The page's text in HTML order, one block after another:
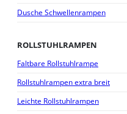
Dusche Schwellenrampen
ROLLSTUHLRAMPEN
Faltbare Rollstuhlrampe
Rollstuhlrampen extra breit
Leichte Rollstuhlrampen